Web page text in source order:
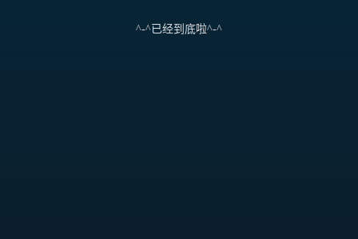
^-^已经到底啦^-^